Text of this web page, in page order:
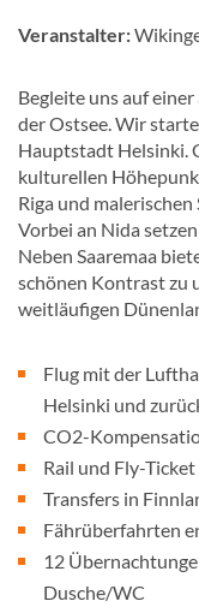
Veranstalter:
Begleite uns auf
der Ostsee. Wir
Hauptstadt Helsinki.
kulturellen
Riga und
Vorbei an Nida
Neben Saaremaa
schönen Kontrast zu
weitläufigen
Flug mit der
Helsinki und
CO2-
Rail und Fly-
Transfers in
Fährüberfahrten
12
Dusche/WC